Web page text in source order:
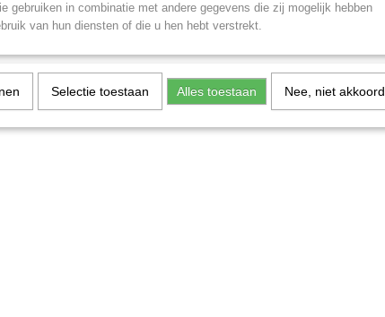
gebruiken in combinatie met andere gegevens die zij mogelijk hebben
van hun diensten of die u hen hebt verstrekt.
Selectie toestaan Alles toestaan Nee, niet akkoord